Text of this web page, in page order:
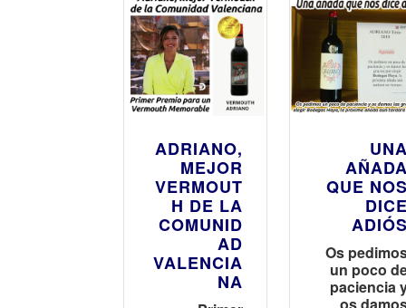
ADRIANO,
MEJOR
VERMOUT
H DE LA
COMUNID
AD
VALENCIA
NA
UNA
AÑADA
QUE NOS
DICE
ADIÓS
Os
un poco
paciencia